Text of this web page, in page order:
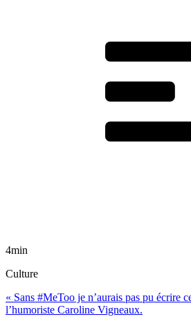
4min
Culture
« Sans #MeToo je n’aurais pas pu écrire
l’humoriste Caroline Vigneaux.